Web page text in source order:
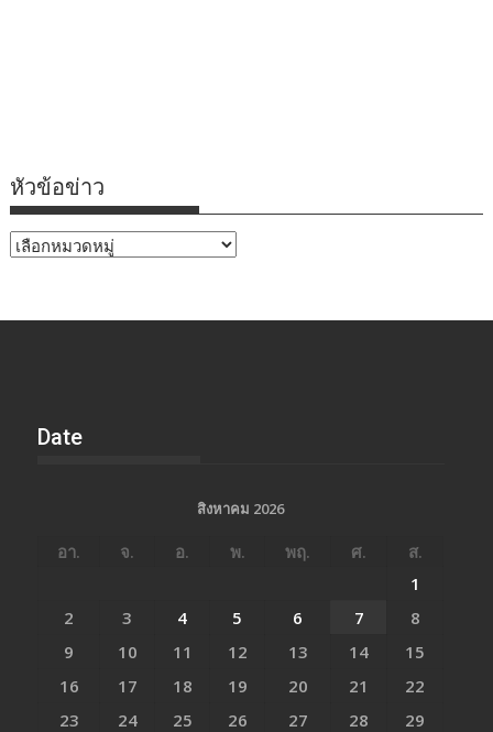
หัวข้อข่าว
หัวข้อ
Date
สิงหาคม 2026
อา. จ. อ. พ. พฤ. ศ.
ส.
1
2
3 4 5 6 7
8
9
10 11 12 13 14
15
16
17 18 19 20 21
22
23
24 25 26 27 28
29